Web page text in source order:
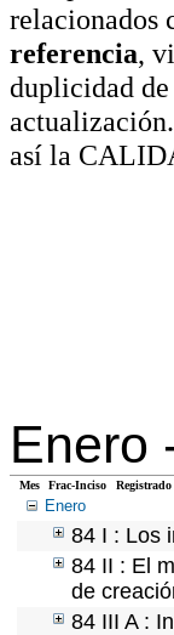
relacionados
referencia,
duplicidad
así la
Enero
Mes Frac-Inciso Registrado
Enero
84 I : Los
84 II : El
de
84 III A :